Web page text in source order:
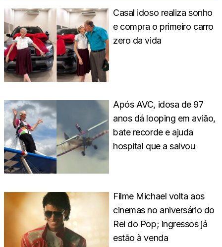
Casal idoso realiza sonho
e compra o primeiro carro
zero da vida
Após AVC, idosa de 97
anos dá looping em avião,
bate recorde e ajuda
hospital que a salvou
Filme Michael volta aos
cinemas no aniversário do
Rei do Pop; ingressos já
estão à venda